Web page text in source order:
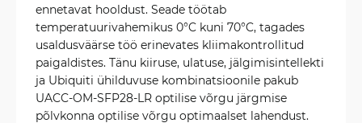
ennetavat hooldust. Seade töötab
temperatuurivahemikus 0°C kuni 70°C, tagades
usaldusväärse töö erinevates kliimakontrollitud
paigaldistes. Tänu kiiruse, ulatuse, jälgimisintellekti
ja Ubiquiti ühilduvuse kombinatsioonile pakub
UACC-OM-SFP28-LR optilise võrgu järgmise
põlvkonna optilise võrgu optimaalset lahendust.